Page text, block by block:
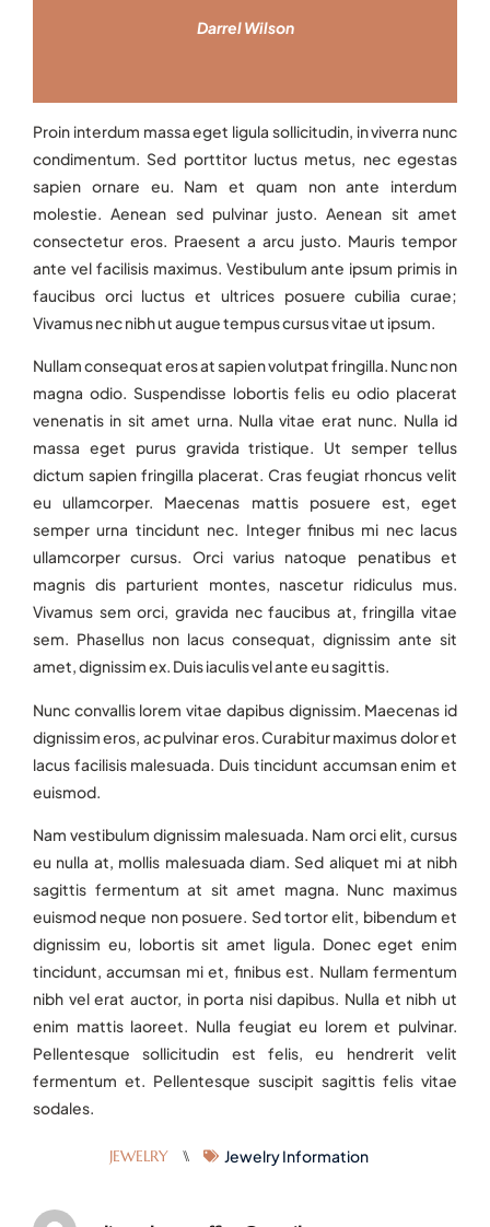
Darrel Wilson
Proin interdum massa eget ligula sollicitudin, in viverra nunc
condimentum. Sed porttitor luctus metus, nec egestas
sapien ornare eu. Nam et quam non ante interdum
molestie. Aenean sed pulvinar justo. Aenean sit amet
consectetur eros. Praesent a arcu justo. Mauris tempor
ante vel facilisis maximus. Vestibulum ante ipsum primis in
faucibus orci luctus et ultrices posuere cubilia curae;
Vivamus nec nibh ut augue tempus cursus vitae ut ipsum.
Nullam consequat eros at sapien volutpat fringilla. Nunc non
magna odio. Suspendisse lobortis felis eu odio placerat
venenatis in sit amet urna. Nulla vitae erat nunc. Nulla id
massa eget purus gravida tristique. Ut semper tellus
dictum sapien fringilla placerat. Cras feugiat rhoncus velit
eu ullamcorper. Maecenas mattis posuere est, eget
semper urna tincidunt nec. Integer finibus mi nec lacus
ullamcorper cursus. Orci varius natoque penatibus et
magnis dis parturient montes, nascetur ridiculus mus.
Vivamus sem orci, gravida nec faucibus at, fringilla vitae
sem. Phasellus non lacus consequat, dignissim ante sit
amet, dignissim ex. Duis iaculis vel ante eu sagittis.
Nunc convallis lorem vitae dapibus dignissim. Maecenas id
dignissim eros, ac pulvinar eros. Curabitur maximus dolor et
lacus facilisis malesuada. Duis tincidunt accumsan enim et
euismod.
Nam vestibulum dignissim malesuada. Nam orci elit, cursus
eu nulla at, mollis malesuada diam. Sed aliquet mi at nibh
sagittis fermentum at sit amet magna. Nunc maximus
euismod neque non posuere. Sed tortor elit, bibendum et
dignissim eu, lobortis sit amet ligula. Donec eget enim
tincidunt, accumsan mi et, finibus est. Nullam fermentum
nibh vel erat auctor, in porta nisi dapibus. Nulla et nibh ut
enim mattis laoreet. Nulla feugiat eu lorem et pulvinar.
Pellentesque sollicitudin est felis, eu hendrerit velit
fermentum et. Pellentesque suscipit sagittis felis vitae
sodales.
JEWELRY ⑊ Jewelry Information